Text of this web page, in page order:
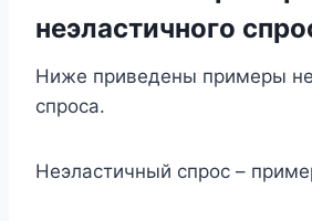
неэластичного
Ниже приведены примеры
спроса.
Неэластичный спрос –